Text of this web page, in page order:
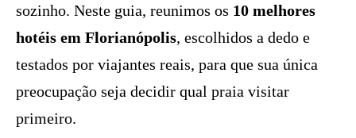
sozinho. Neste guia, reunimos os 10 melhores
hotéis em Florianópolis, escolhidos a dedo e
testados por viajantes reais, para que sua única
preocupação seja decidir qual praia visitar
primeiro.